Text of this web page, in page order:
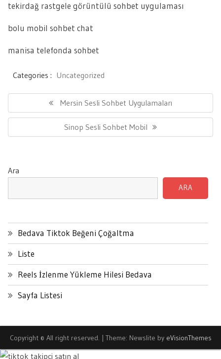
tekirdağ rastgele görüntülü sohbet uygulaması
bolu mobil sohbet chat
manisa telefonda sohbet
Categories : Uncategorized
Previous
Post:
Mersin Sesli Sohbet Uygulamaları
Next
Post:
Sinop Sesli Sohbet Mobil
Ara
ARA
Bedava Tiktok Beğeni Çoğaltma
Liste
Reels İzlenme Yükleme Hilesi Bedava
Sayfa Listesi
Copyright © All right reserved. | Theme: Newslite by eVisionThemes